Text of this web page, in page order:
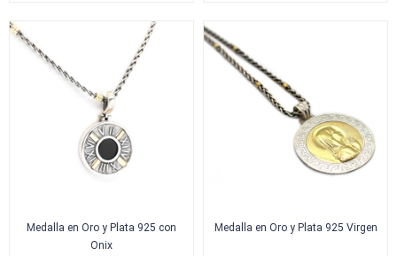
Medalla en Oro y Plata 925 con
Onix
Medalla en Oro y Plata 925 Virgen